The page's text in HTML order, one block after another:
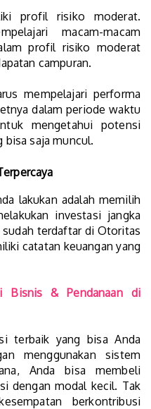
profil risiko moderat.
macam-macam
profil risiko moderat
campuran.
mempelajari performa
dalam periode waktu
mengetahui potensi
bisa saja muncul.
lakukan adalah memilih
investasi jangka
terdaftar di Otoritas
catatan keuangan yang
Bisnis & Pendanaan di
terbaik yang bisa Anda
menggunakan sistem
Anda bisa membeli
dengan modal kecil. Tak
berkontribusi